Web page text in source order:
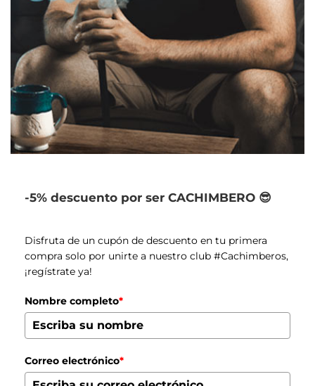
-5% descuento por ser CACHIMBERO 😎
Disfruta de un cupón de descuento en tu primera
compra solo por unirte a nuestro club #Cachimberos,
¡regístrate ya!
Nombre completo*
Correo electrónico*